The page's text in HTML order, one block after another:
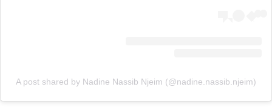
A post shared by Nadine Nassib Njeim (@nadine.nassib.njeim)